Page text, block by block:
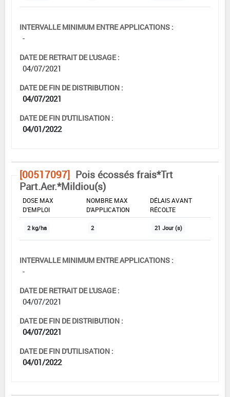
INTERVALLE MINIMUM ENTRE APPLICATIONS :
-
DATE DE RETRAIT DE L'USAGE :
04/07/2021
DATE DE FIN DE DISTRIBUTION :
04/07/2021
DATE DE FIN D'UTILISATION :
04/01/2022
[00517097] Pois écossés frais*Trt
Part.Aer.*Mildiou(s)
DOSE MAX
D'EMPLOI
NOMBRE MAX
D'APPLICATION
DÉLAIS AVANT
RÉCOLTE
2 kg/ha 2 21 Jour (s)
INTERVALLE MINIMUM ENTRE APPLICATIONS :
-
DATE DE RETRAIT DE L'USAGE :
04/07/2021
DATE DE FIN DE DISTRIBUTION :
04/07/2021
DATE DE FIN D'UTILISATION :
04/01/2022